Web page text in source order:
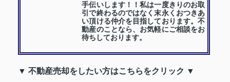
手伝いします！！私は一度きりのお取
引で終わるのではなく末永くおつきあ
い頂ける仲介を目指しております。不
動産のことなら、お気軽にご相談をお
待ちしております。
▼ 不動産売却をしたい方はこちらをクリック ▼